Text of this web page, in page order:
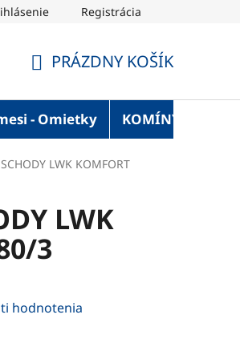
- informácie z prvej ruky
Registrácia
KOŠÍK
PRÁZDNY KOŠÍK
- Omietky KOMÍNY
LWK KOMFORT
LWK
3
hodnotenia